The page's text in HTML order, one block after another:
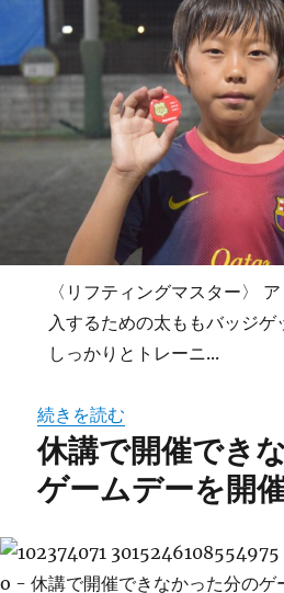
〈リフティングマスター〉
入するための太ももバッジゲ
しっかりとトレーニ...
続きを読む
休講で開催でき
ゲームデーを開